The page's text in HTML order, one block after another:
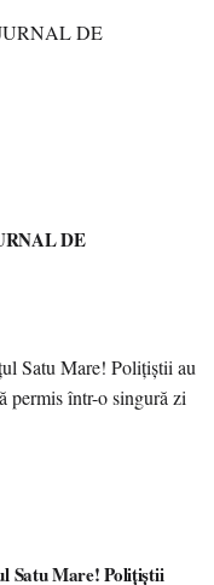
DE
Satu Mare! Polițiștii